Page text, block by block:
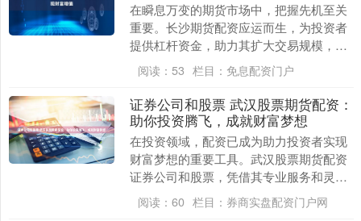
在瞬息万变的期货市场中，把握先机至关
重要。长沙期货配资应运而生，为投资者
提供杠杆资金，助力其扩大交易规模，提
升获利空间。 * **牛股配资：**老牌配资公
司，拥....
阅读： 53 栏目： 免息配资门户
证券公司和股票 武汉股票期货配资：
助你投资腾飞，成就财富梦想
在投资领域，配资已成为助力投资者实现
财富梦想的重要工具。武汉股票期货配资
证券公司和股票，凭借其专业服务和灵活
方案，为投资人提供强有力的支持。 股票
配资的优势显而....
阅读： 60 栏目： 券商实盘配资门户网